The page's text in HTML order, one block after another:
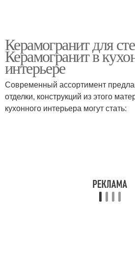
Керамогранит для
Керамогранит в
интерьере
Современный ассортимент
отделки, конструкций из этого
кухонного интерьера могут стать: